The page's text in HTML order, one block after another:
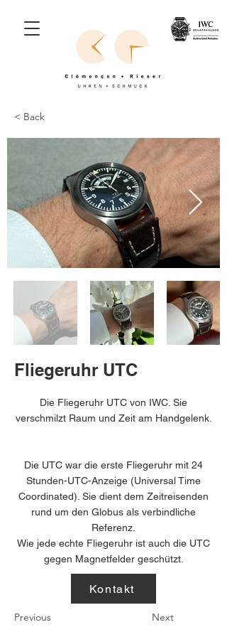
< Back
Fliegeruhr UTC
Die Fliegeruhr UTC von IWC. Sie
verschmilzt Raum und Zeit am Handgelenk.
Die UTC war die erste Fliegeruhr mit 24
Stunden-UTC-Anzeige (Universal Time
Coordinated). Sie dient dem Zeitreisenden
rund um den Globus als verbindliche
Referenz.
Wie jede echte Fliegeruhr ist auch die UTC
gegen Magnetfelder geschützt.
Kontakt
Previous Next